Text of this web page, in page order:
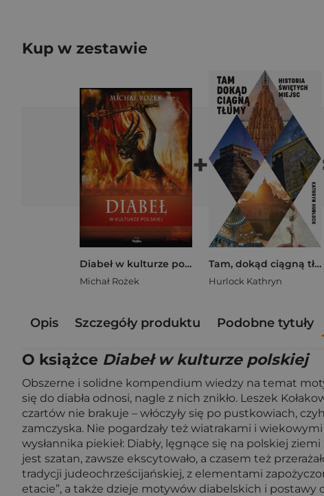
Kup w zestawie
Diabeł w kulturze polskiej
Michał Rożek
+
Tam, dokąd ciągną tłumy. Historia świętych miejsc
Hurlock Kathryn
Opis Szczegóły produktu Podobne tytuły
O książce Diabeł w kulturze polskiej
Obszerne i solidne kompendium wiedzy na temat
się do diabła odnosi, nagle z nich znikło. Leszek
czartów nie brakuje – włóczyły się po pustkowiach,
zamczyska. Nie pogardzały też wiatrakami i
wysłannika piekieł: Diabły, lęgnące się na polskiej
jest szatan, zawsze ekscytowało, a czasem też
tradycji judeochrześcijańskiej, z elementami
etacie”, a także dzieje motywów diabelskich i postawy